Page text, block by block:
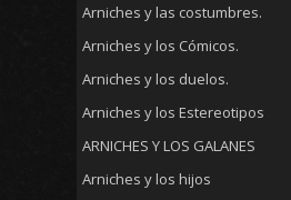
Arniches y las costumbres.
Arniches y los Cómicos.
Arniches y los duelos.
Arniches y los Estereotipos
ARNICHES Y LOS GALANES
Arniches y los hijos